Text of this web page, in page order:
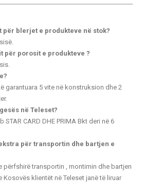
për blerjet e produkteve në stok?
për porosit e produkteve ?
garantuara 5 vite në konstruksion dhe 2
në Teleset?
STAR CARD DHE PRIMA Bkt deri në 6
për transportin dhe bartjen e
përfshirë transportin , montimin dhe bartjen
Kosovës klientët në Teleset janë të liruar